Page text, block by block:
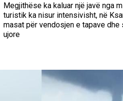
Megjithëse ka kaluar një javë nga
turistik ka nisur intensivisht, në
masat për vendosjen e tapave
ujore